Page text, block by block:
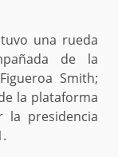
una rueda
de la
Smith;
la plataforma
la presidencia